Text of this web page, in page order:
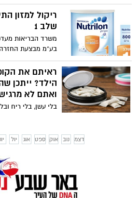
ראשונה את איחוד
אלהרר ואזולאי,
מבני 56 ומעלה
שבע אין כיום אף
ריקול למזון
שלב 1
משרד הבריאות
הודעה שהתקבלה
ראיתם את
הילד? ייתכן
ואתם לא
בלי עשן, בלי ריח
השקטה החדשה
מתחת לאף של
מסוכנת שמתפשטת
יול אוג ספט אוק נוב דצמ